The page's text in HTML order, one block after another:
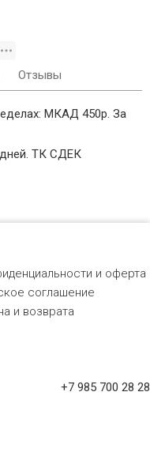
Отзывы
МКАД 450р. За
ТК СДЕК
и оферта
соглашение
и возврата
+7 985 700 28 28